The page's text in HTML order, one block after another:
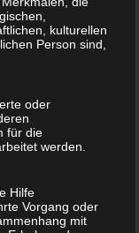
Beziehung
kulturellen
Person sind,
oder
für die
werden.
Hilfe
Vorgang oder
mit